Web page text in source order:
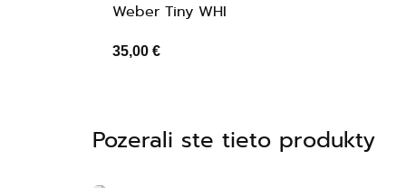
Weber Tiny WHI
35,00 €
Pozerali ste tieto produkty